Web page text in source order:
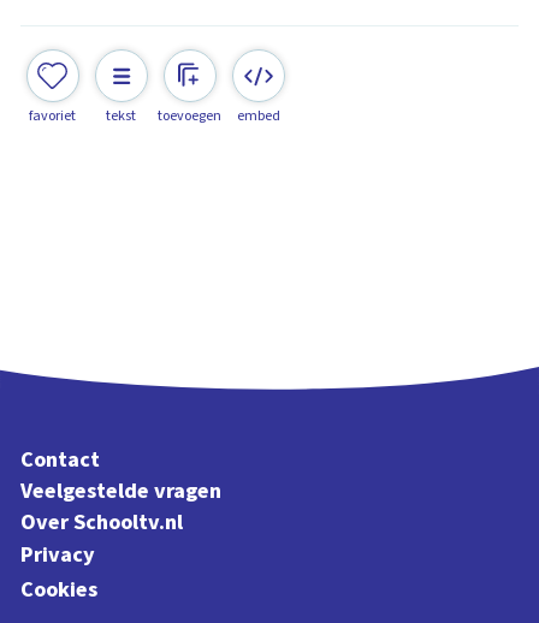
favoriet tekst toevoegen embed
Contact
Veelgestelde vragen
Over Schooltv.nl
Privacy
Cookies